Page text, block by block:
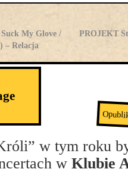
My Glove /
– Relacja
PROJEKT
w tym roku
w Klubie